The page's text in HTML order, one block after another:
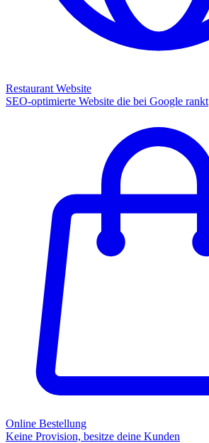
Restaurant Website
SEO-optimierte Website die bei Google rankt
Online Bestellung
Keine Provision, besitze deine Kunden